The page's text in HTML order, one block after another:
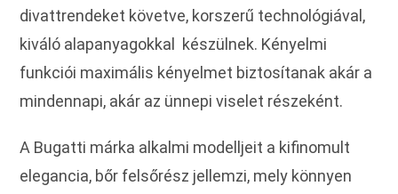
divattrendeket követve, korszerű technológiával,
kiváló alapanyagokkal készülnek. Kényelmi
funkciói maximális kényelmet biztosítanak akár a
mindennapi, akár az ünnepi viselet részeként.
A Bugatti márka alkalmi modelljeit a kifinomult
elegancia, bőr felsőrész jellemzi, mely könnyen